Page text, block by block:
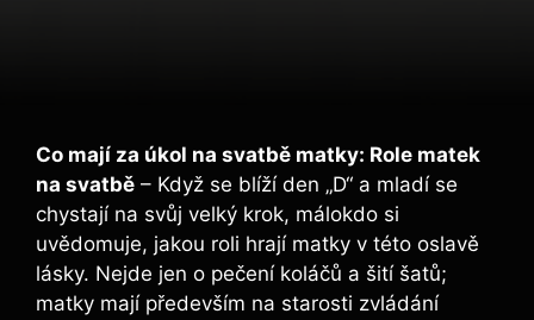
Co mají za úkol na svatbě matky: Role matek
na svatbě – Když se blíží den „D“ a mladí se
chystají na svůj velký krok, málokdo si
uvědomuje, jakou roli hrají matky v této oslavě
lásky. Nejde jen o pečení koláčů a šití šatů;
matky mají především na starosti zvládání